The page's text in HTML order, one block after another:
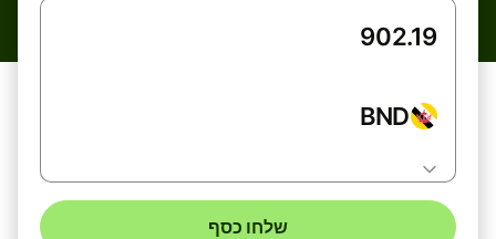
BND
שלחו כסף